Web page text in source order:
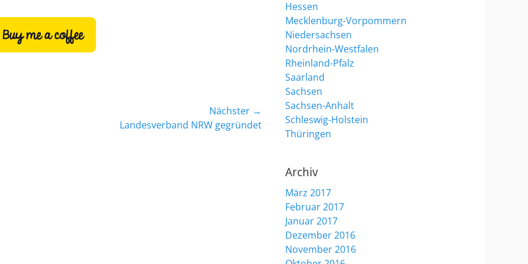
Nächster →
Landesverband NRW gegründet
Hessen
Mecklenburg-Vorpommern
Niedersachsen
Nordrhein-Westfalen
Rheinland-Pfalz
Saarland
Sachsen
Sachsen-Anhalt
Schleswig-Holstein
Thüringen
Archiv
März 2017
Februar 2017
Januar 2017
Dezember 2016
November 2016